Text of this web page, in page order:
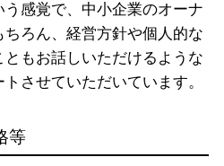
感覚で、中小企業のオーナ
ろん、経営方針や個人的な
もお話しいただけるような
させていただいています。
等